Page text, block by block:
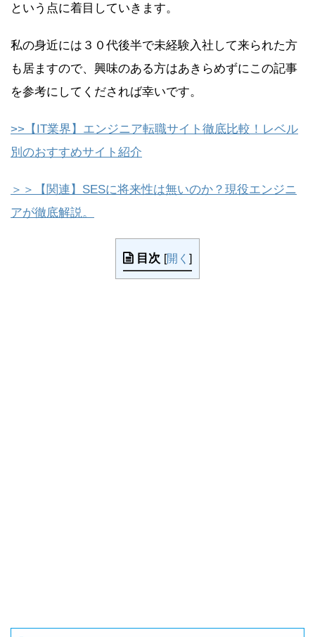
という点に着目していきます。
私の身近には３０代後半で未経験入社して来られた方
も居ますので、興味のある方はあきらめずにこの記事
を参考にしてくだされば幸いです。
>>【IT業界】エンジニア転職サイト徹底比較！レベル
別のおすすめサイト紹介
＞＞【関連】SESに将来性は無いのか？現役エンジニ
アが徹底解説。
目次 [開く ]